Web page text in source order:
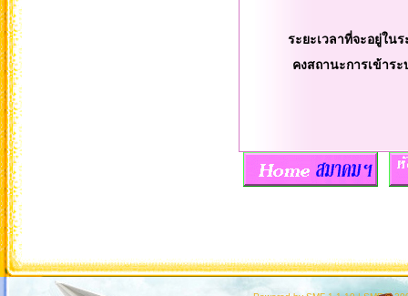
ระยะเวลาที่จะอยู่ใน
คงสถานะการเข้าร